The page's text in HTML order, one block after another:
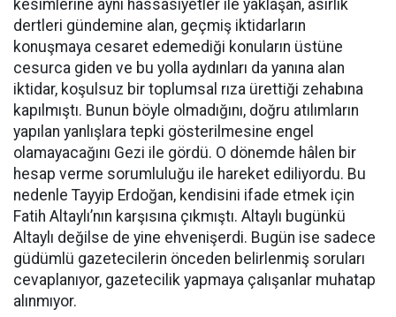
kesimlerine aynı hassasiyetler ile yaklaşan, asırlık
dertleri gündemine alan, geçmiş iktidarların
konuşmaya cesaret edemediği konuların üstüne
cesurca giden ve bu yolla aydınları da yanına alan
iktidar, koşulsuz bir toplumsal rıza ürettiği zehabına
kapılmıştı. Bunun böyle olmadığını, doğru atılımların
yapılan yanlışlara tepki gösterilmesine engel
olamayacağını Gezi ile gördü. O dönemde hâlen bir
hesap verme sorumluluğu ile hareket ediliyordu. Bu
nedenle Tayyip Erdoğan, kendisini ifade etmek için
Fatih Altaylı’nın karşısına çıkmıştı. Altaylı bugünkü
Altaylı değilse de yine ehvenişerdi. Bugün ise sadece
güdümlü gazetecilerin önceden belirlenmiş soruları
cevaplanıyor, gazetecilik yapmaya çalışanlar muhatap
alınmıyor.